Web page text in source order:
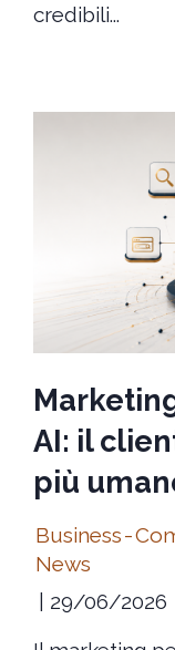
credibili...
AI: il
più
Business-
News
29/06/2026